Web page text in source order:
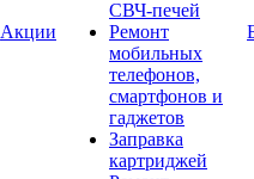
Акции
СВЧ-печей
Ремонт
мобильных
телефонов,
смартфонов и
гаджетов
Заправка
картриджей